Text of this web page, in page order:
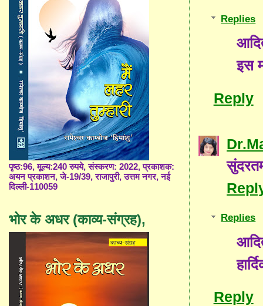
Replies
इस
Reply
Replies
Reply
पृष्ठ:96, मूल्य:240 रुपये, संस्करण: 2022, प्रकाशक:
अयन प्रकाशन, जे-19/39, राजापुरी, उत्तम नगर, नई
दिल्ली-110059
भोर के अधर (काव्य-संग्रह),